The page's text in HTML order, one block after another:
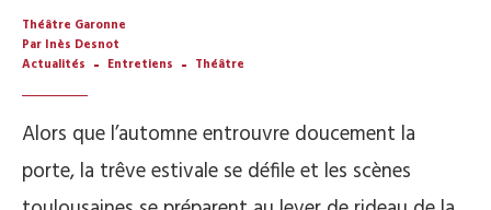
Théâtre Garonne
Par Inès Desnot
Actualités
Entretiens Théâtre
Alors que l’automne entrouvre doucement la
porte, la trêve estivale se défile et les scènes